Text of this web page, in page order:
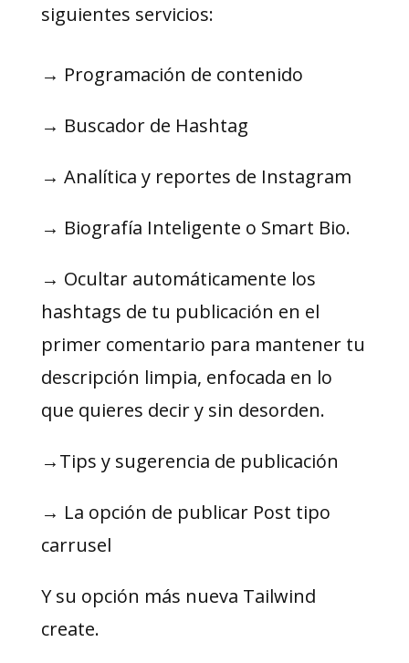
siguientes servicios:
→ Programación de contenido
→ Buscador de Hashtag
→ Analítica y reportes de Instagram
→ Biografía Inteligente o Smart Bio.
→ Ocultar automáticamente los
hashtags de tu publicación en el
primer comentario para mantener tu
descripción limpia, enfocada en lo
que quieres decir y sin desorden.
→Tips y sugerencia de publicación
→ La opción de publicar Post tipo
carrusel
Y su opción más nueva Tailwind
create.